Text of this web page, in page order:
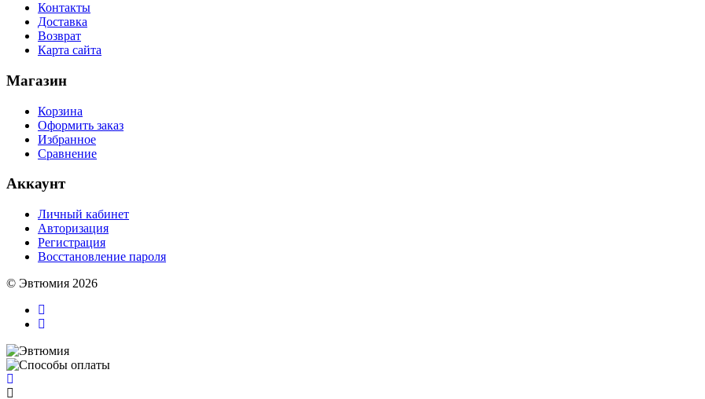
Контакты
Доставка
Возврат
Карта сайта
Магазин
Корзина
Оформить заказ
Избранное
Сравнение
Аккаунт
Личный кабинет
Авторизация
Регистрация
Восстановление пароля
© Эвтюмия 2026